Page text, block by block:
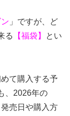
」ですが、ど
る
【福袋】
とい
めて購入する予
、2026年の
売日や購入方